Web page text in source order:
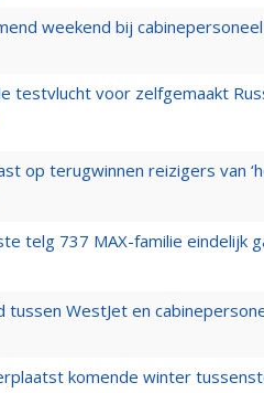
weekend bij
testvlucht voor zelfgemaakt
op terugwinnen reizigers van
telg 737 MAX-familie eindelijk
tussen WestJet en
komende winter